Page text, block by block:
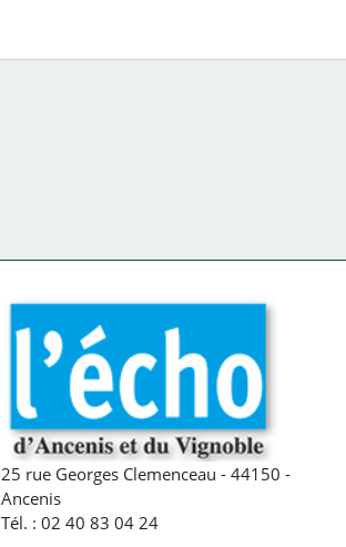
25 rue Georges Clemenceau - 44150 -
Ancenis
Tél. : 02 40 83 04 24